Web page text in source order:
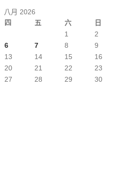
八月 2026
四 五 六 日
1
2
6 7 8
9
13 14 15
16
20 21 22
23
27 28 29
30